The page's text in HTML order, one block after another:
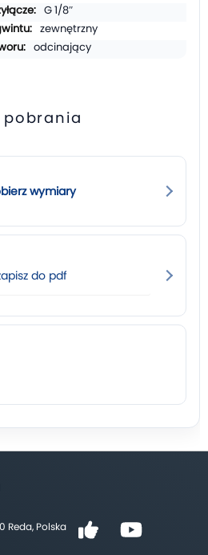
G 1/8″
zewnętrzny
odcinający
pobrania
wymiary
do pdf
Reda, Polska